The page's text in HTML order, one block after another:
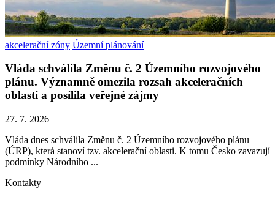
akcelerační zóny Územní plánování
Vláda schválila Změnu č. 2 Územního rozvojového
plánu. Významně omezila rozsah akceleračních
oblastí a posílila veřejné zájmy
27. 7. 2026
Vláda dnes schválila Změnu č. 2 Územního rozvojového plánu
(ÚRP), která stanoví tzv. akcelerační oblasti. K tomu Česko zavazují
podmínky Národního ...
Kontakty